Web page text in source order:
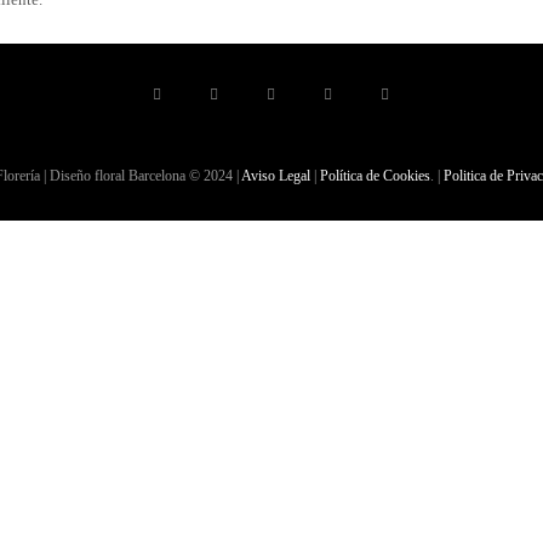
| Diseño floral Barcelona © 2024 | Aviso Legal| Política de Cookies. | Politica de